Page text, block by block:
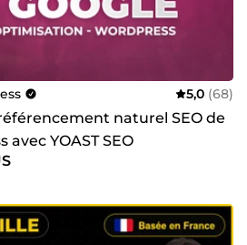
5,0 (68)
naturel SEO de
YOAST SEO